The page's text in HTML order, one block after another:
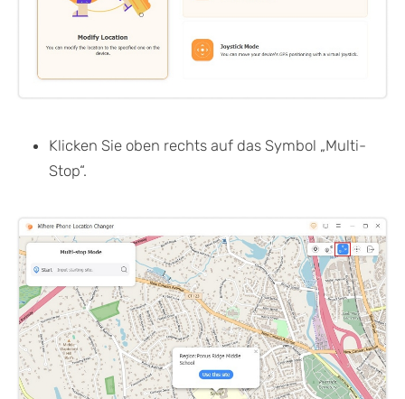
Klicken Sie oben rechts auf das Symbol „Multi-
Stop“.